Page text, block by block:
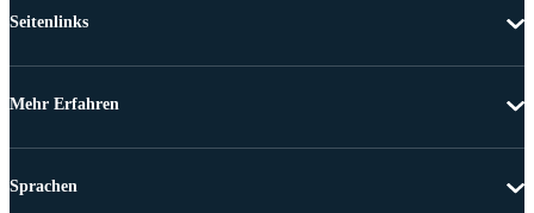
Seitenlinks
Mehr Erfahren
Sprachen